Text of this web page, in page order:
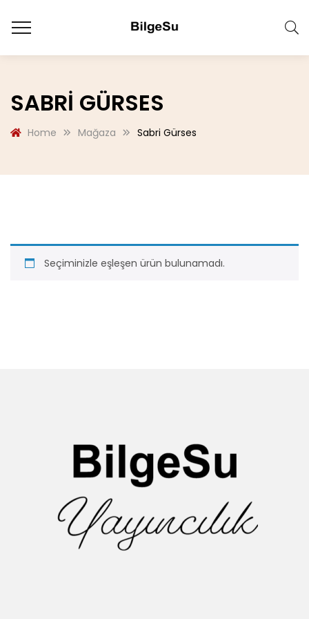
SABRI GÜRSES
Home Mağaza Sabri Gürses
Seçiminizle eşleşen ürün bulunamadı.